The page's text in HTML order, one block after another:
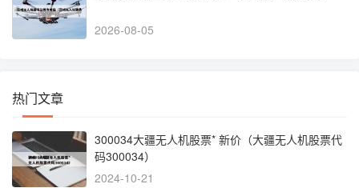
2026-08-05
热门文章
300034大疆无人机股票* 新价（大疆无人机股票代
码300034）
2024-10-21